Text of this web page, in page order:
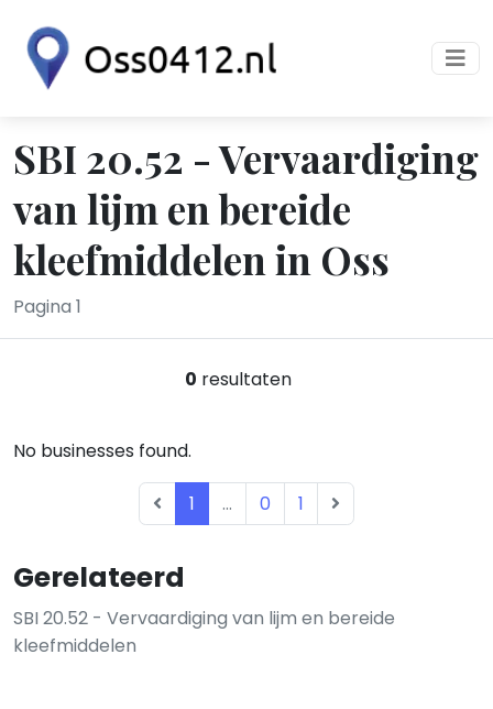
SBI 20.52 - Vervaardiging
van lijm en bereide
kleefmiddelen in Oss
Pagina 1
Gerelateerd
SBI 20.52 - Vervaardiging van lijm en bereide
kleefmiddelen
0 resultaten
No businesses found.
1 ... 0 1